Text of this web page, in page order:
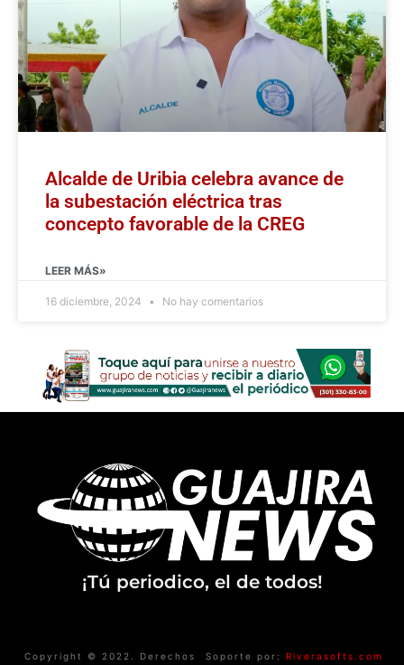
Alcalde de Uribia celebra avance de
la subestación eléctrica tras
concepto favorable de la CREG
LEER MÁS»
16 diciembre, 2024 No hay comentarios
¡Tú periodico, el de todos!
Copyright © 2022. Derechos
Soporte por: Riverasofts.com